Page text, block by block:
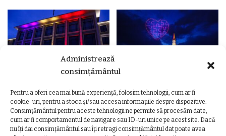
Administrează
consimțământul
Pentru a oferi cea mai bună experiență, folosim tehnologii, cum ar fi
cookie-uri, pentru a stoca și/sau accesa informațiile despre dispozitive.
Consimțământul pentru aceste tehnologii ne permite să procesăm date,
cum ar fi comportamentul de navigare sau ID-uri unice pe acest site. Dacă
nu îți dai consimțământul sau îți retragi consimțământul dat poate avea
Ziua Unirii Principatelor Române
– Clădiri și poduri din Cluj,
iluminate în culorile drapelului
Ziua Unirii la Cluj-Napoca.
Programul complet al
evenimentelor